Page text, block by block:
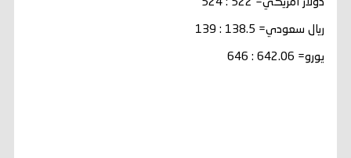
دولار امريكي= 522 : 524
ريال سعودي= 138.5 : 139
يورو= 642.06 : 646